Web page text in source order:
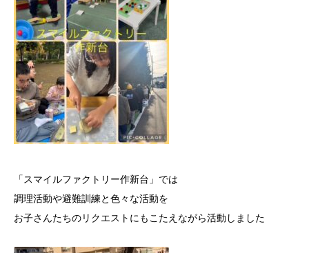
「スマイルファクトリー作新台」では
調理活動や避難訓練と色々な活動を
お子さんたちのリクエストにもこたえながら活動しました